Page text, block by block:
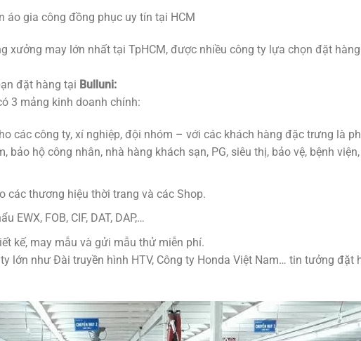
áo gia công đồng phục uy tín tại HCM
xưởng may lớn nhất tại TpHCM, được nhiều công ty lựa chọn đặt
đặt hàng tại Bulluni:
3 mảng kinh doanh chính:
các công ty, xí nghiệp, đội nhóm – với các khách hàng đặc trưng là
bảo hộ công nhân, nhà hàng khách sạn, PG, siêu thị, bảo vệ, bệnh
các thương hiệu thời trang và các Shop.
EWX, FOB, CIF, DAT, DAP,…
kế, may mẫu và gửi mẫu thử miễn phí.
lớn như Đài truyền hình HTV, Công ty Honda Việt Nam… tin tưởng đặt